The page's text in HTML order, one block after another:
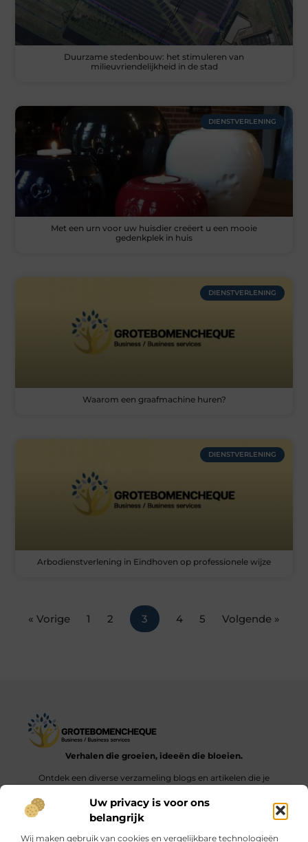
Uw privacy is voor ons
belangrijk
Wij maken gebruik van cookies en vergelijkbare technologieën
Duurzame stedenbouw: het stimuleren van
milieuvriendelijkheid in de stad
DIENSTVERLENING
Met een urn voor uw huisdier creëert u een mooie
gedenkplek in huis
DIENSTVERLENING
Waarom een graafmachine huren?
DIENSTVERLENING
Arbodienstverlening in Eindhoven op professionele wijze
« Vorige 1 2 3 4 5 Volgende »
Verhalen die groeien, ideeën die bloeien.
Ontdek een diverse verzameling blogs en artikelen die je
dagelijks leven.